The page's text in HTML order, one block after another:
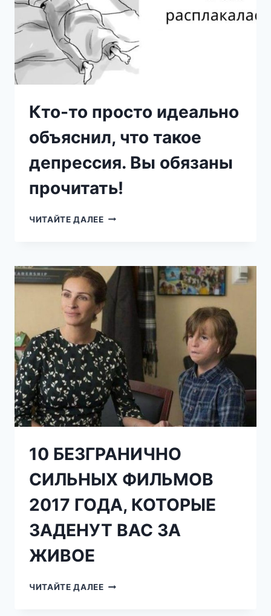
Кто-то просто идеально
объяснил, что такое
депрессия. Вы обязаны
прочитать!
ЧИТАЙТЕ ДАЛЕЕКТО-
ОБЪЯСНИЛ,
ЧТО
ДЕПРЕССИЯ.
ОБЯЗАНЫ
ПРОЧИТАТЬ!
10 БЕЗГРАНИЧНО
СИЛЬНЫХ ФИЛЬМОВ
2017 ГОДА, КОТОРЫЕ
ЗАДЕНУТ ВАС ЗА
ЖИВОЕ
ЧИТАЙТЕ ДАЛЕЕ10